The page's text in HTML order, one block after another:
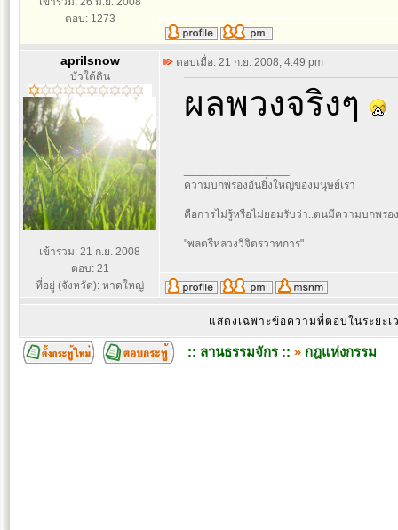
ตอบ: 1273
aprilsnow
บัวใต้ดิน
เข้าร่วม: 21 ก.ย. 2008
ตอบ: 21
ที่อยู่ (จังหวัด): หาดใหญ่
ตอบเมื่อ: 21 ก.ย. 2008, 4:49 pm
ผลพวงจริงๆ
ความบกพร่องอันยิ่งใหญ่ของมนุษย์เรา
คือการไม่รู้หรือไม่ยอมรับว่า..ตนมีความบกพร่อ
"พลตรีหลวงวิจิตรวาทการ"
แสดงเฉพาะข้อความที่ตอบในระยะ
:: ลานธรรมจักร :: » กฎแห่งกรรม